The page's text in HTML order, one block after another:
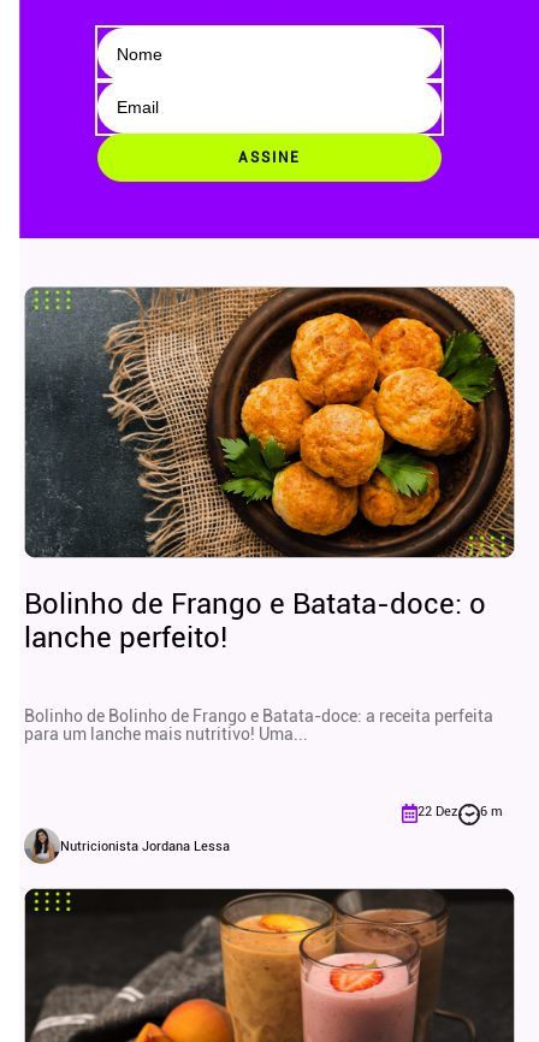
ASSINE
Bolinho de Frango e Batata-doce: o
lanche perfeito!
Bolinho de Bolinho de Frango e Batata-doce: a receita perfeita
para um lanche mais nutritivo! Uma...
Nutricionista Jordana Lessa
22 Dez 6 m